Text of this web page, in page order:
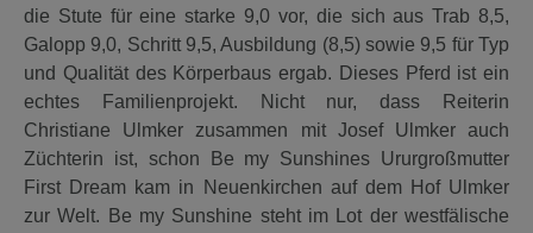
die Stute für eine starke 9,0 vor, die sich aus Trab 8,5,
Galopp 9,0, Schritt 9,5, Ausbildung (8,5) sowie 9,5 für Typ
und Qualität des Körperbaus ergab. Dieses Pferd ist ein
echtes Familienprojekt. Nicht nur, dass Reiterin
Christiane Ulmker zusammen mit Josef Ulmker auch
Züchterin ist, schon Be my Sunshines Ururgroßmutter
First Dream kam in Neuenkirchen auf dem Hof Ulmker
zur Welt. Be my Sunshine steht im Lot der westfälische